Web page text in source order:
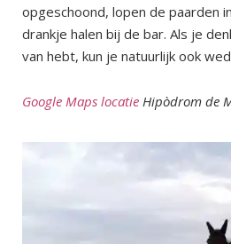
opgeschoond, lopen de paarden
drankje halen bij de bar. Als je
van hebt, kun je natuurlijk ook
Google Maps locatie Hipòdrom de